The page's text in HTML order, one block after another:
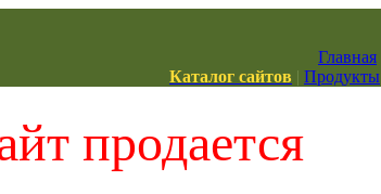
Главная
Каталог сайтов | Продукты
продается